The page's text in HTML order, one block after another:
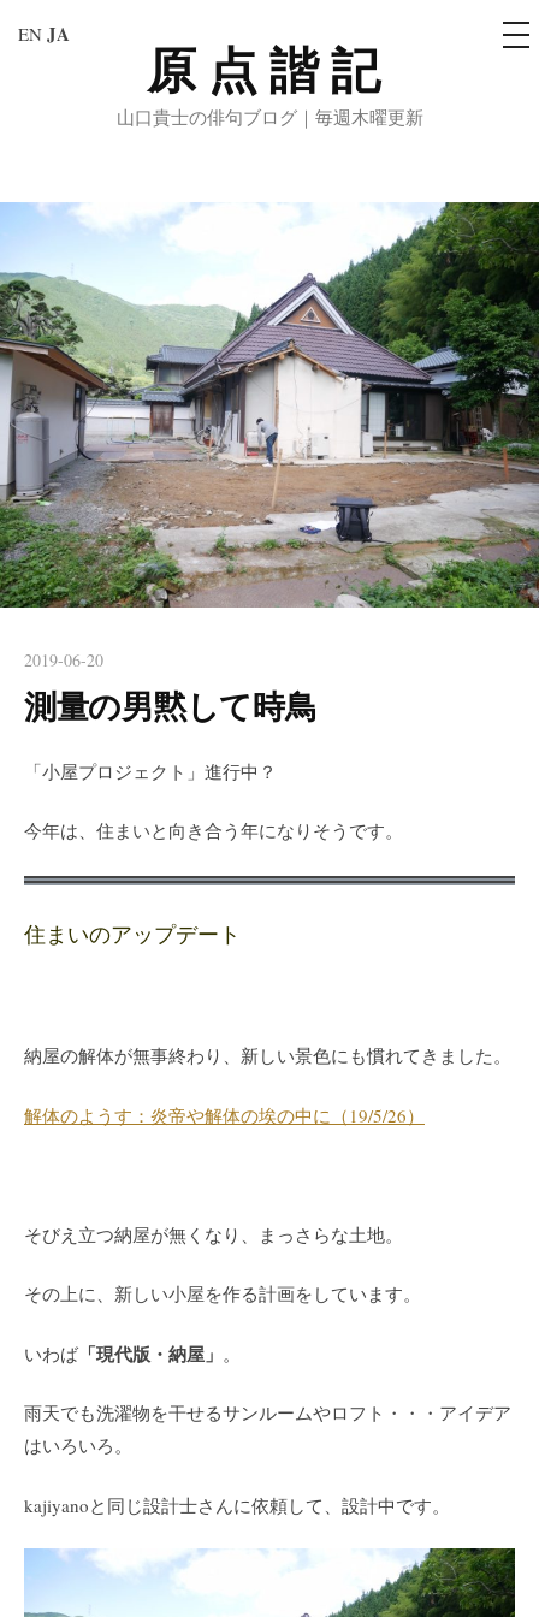
へ
キ
ッ
プ
原点諧記
山口貴士の俳句ブログ｜毎週木曜更新
メ
ニ
2019-06-20
測量の男黙して時鳥
「小屋プロジェクト」進行中？
今年は、住まいと向き合う年になりそうです。
住まいのアップデート
納屋の解体が無事終わり、新しい景色にも慣れてきました。
解体のようす：炎帝や解体の埃の中に（19/5/26）
そびえ立つ納屋が無くなり、まっさらな土地。
その上に、新しい小屋を作る計画をしています。
いわば「現代版・納屋」 。
雨天でも洗濯物を干せるサンルームやロフト・・・アイデア
はいろいろ。
kajiyanoと同じ設計士さんに依頼して、設計中です。
EN JA